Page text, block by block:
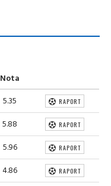
Nota
5.35 RAPORT
5.88 RAPORT
5.96 RAPORT
4.86 RAPORT